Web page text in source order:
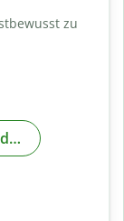
zu